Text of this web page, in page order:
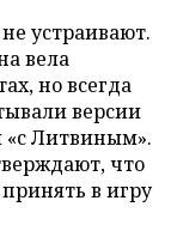
устраивают.
вела
но всегда
версии
«с Литвиным».
что
в игру